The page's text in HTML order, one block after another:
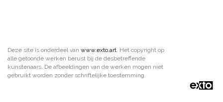
Deze site is onderdeel van www.exto.art. Het copyright op
alle getoonde werken berust bij de desbetreffende
kunstenaars. De afbeeldingen van de werken mogen niet
gebruikt worden zonder schriftelijke toestemming.